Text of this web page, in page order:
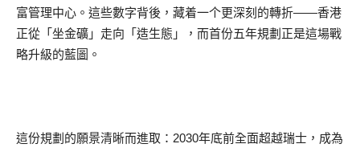
富管理中心。這些數字背後，藏着一个更深刻的轉折——香港
正從「坐金礦」走向「造生態」，而首份五年規劃正是這場戰
略升級的藍圖。
這份規劃的願景清晰而進取：2030年底前全面超越瑞士，成為